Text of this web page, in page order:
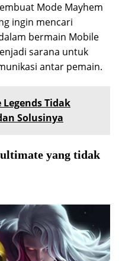
Mode Mayhem
ingin mencari
bermain Mobile
sarana untuk
antar pemain.
Tidak
Solusinya
yang tidak